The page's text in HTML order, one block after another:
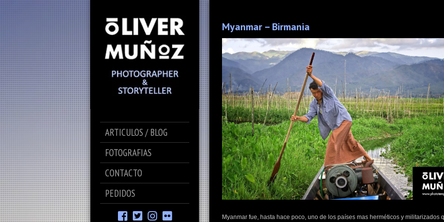
ARTICULOS / BLOG
FOTOGRAFIAS
CONTACTO
PEDIDOS
Myanmar – Birmania
Myanmar fue, hasta hace poco, uno de los países mas herméticos y militarizados